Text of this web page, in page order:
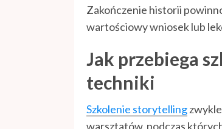
Zakończenie historii
wartościowy wniosek lub
Jak przebiega
techniki
Szkolenie storytelling
warsztatów, podczas